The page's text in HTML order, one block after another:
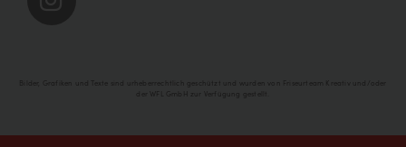
Bilder, Grafiken und Texte sind urheberrechtlich geschützt und wurden von Friseurteam Kreativ und/oder
der WFL GmbH zur Verfügung gestellt.